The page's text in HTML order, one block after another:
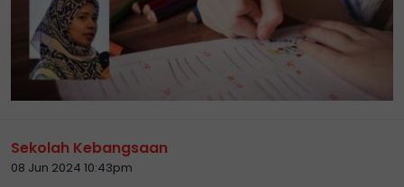
Sekolah Kebangsaan
08 Jun 2024 10:43pm